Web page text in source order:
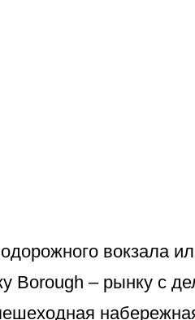
вокзала
Borough – рынку с